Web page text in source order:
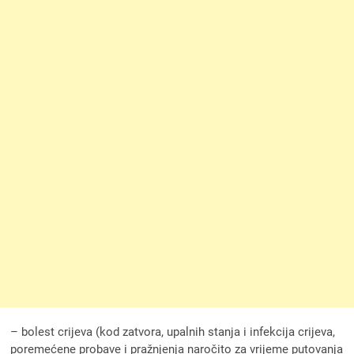
– bolest crijeva (kod zatvora, upalnih stanja i infekcija crijeva,
poremećene probave i pražnjenja naročito za vrijeme putovanja